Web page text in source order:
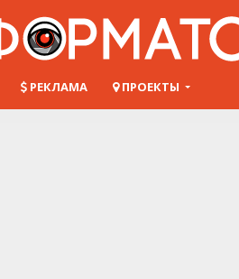
РЕКЛАМА ПРОЕКТЫ